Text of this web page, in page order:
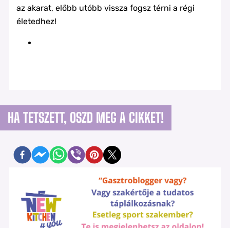
az akarat, előbb utóbb vissza fogsz térni a régi
életedhez!
HA TETSZETT, OSZD MEG A CIKKET!